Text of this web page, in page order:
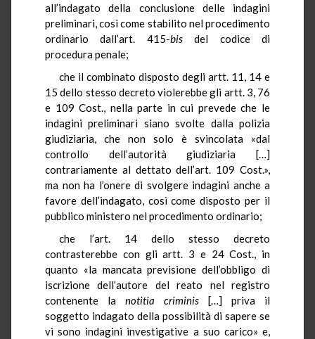
all’indagato della conclusione delle indagini
preliminari, così come stabilito nel procedimento
ordinario dall’art. 415-bisdel codice di
procedura penale;
che il combinato disposto degli artt. 11, 14 e
15 dello stesso decreto violerebbe gli artt. 3, 76
e 109 Cost., nella parte in cui prevede che le
indagini preliminari siano svolte dalla polizia
giudiziaria, che non solo è svincolata «dal
controllo dell’autorità giudiziaria […]
contrariamente al dettato dell’art. 109 Cost.»,
ma non ha l’onere di svolgere indagini anche a
favore dell’indagato, così come disposto per il
pubblico ministero nel procedimento ordinario;
che l’art. 14 dello stesso decreto
contrasterebbe con gli artt. 3 e 24 Cost., in
quanto «la mancata previsione dell’obbligo di
iscrizione dell’autore del reato nel registro
contenente la notitia criminis […] priva il
soggetto indagato della possibilità di sapere se
vi sono indagini investigative a suo carico» e,